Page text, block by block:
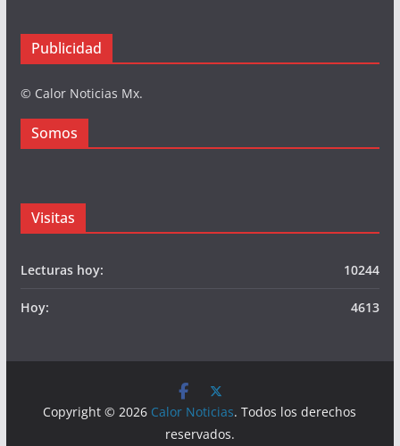
Publicidad
© Calor Noticias Mx.
Somos
Visitas
10244
Lecturas hoy:
4613
Hoy:
Copyright © 2026 Calor Noticias. Todos los derechos
reservados.